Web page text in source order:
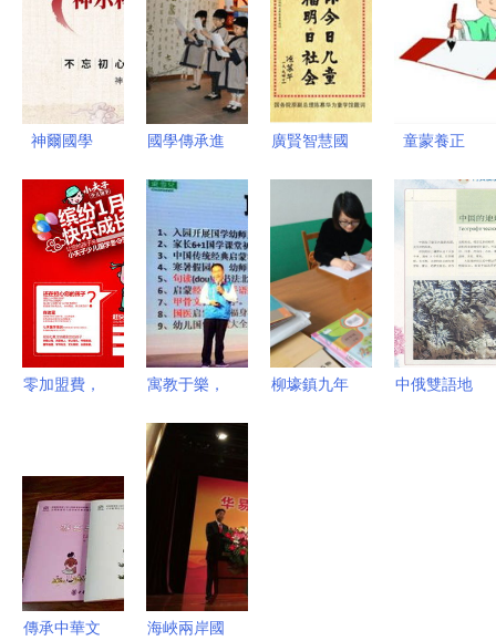
神爾國學
域的卓越推
手與知名機
國學傳承進
入駐大通縣
開啟啟蒙新
篇
廣賢智慧國
傳承文化薪
火，點亮童
蒙之光
童蒙養正
少兒國學教
育入門與推
零加盟費，
成本推廣國
學教育的實
踐路徑
寓教于樂，
——幼兒國
學教育游戲
化實踐推廣
策略
柳壕鎮九年
中俄雙語地
傳承中華文
海峽兩岸國